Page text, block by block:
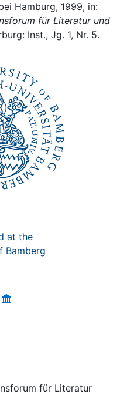
Hamburg, 1999, in:
für Literatur und
Inst., Jg. 1, Nr. 5.
at the
Bamberg
für Literatur